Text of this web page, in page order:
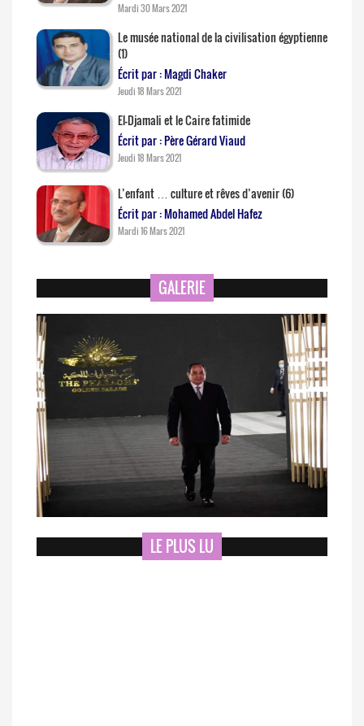
Mardi 30 Mars 2021
Le musée national de la civilisation égyptienne
(1)
Écrit par : Magdi Chaker
Jeudi 18 Mars 2021
El-Djamali et le Caire fatimide
Écrit par : Père Gérard Viaud
Jeudi 18 Mars 2021
L’enfant … culture et rêves d’avenir (6)
Écrit par : Mohamed Abdel Hafez
Mardi 16 Mars 2021
GALERIE
LE PLUS LU